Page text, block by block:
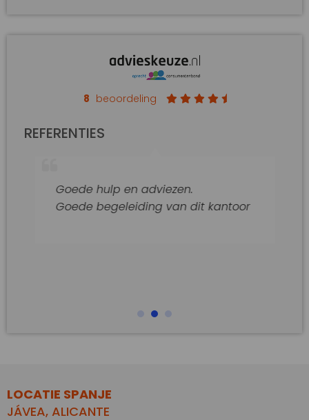
8 beoordeling
REFERENTIES
Goede hulp en adviezen.
Goede begeleiding van dit kantoor
LOCATIE SPANJE
JÁVEA, ALICANTE